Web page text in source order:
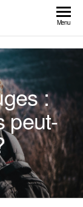
Menu
:
peut-